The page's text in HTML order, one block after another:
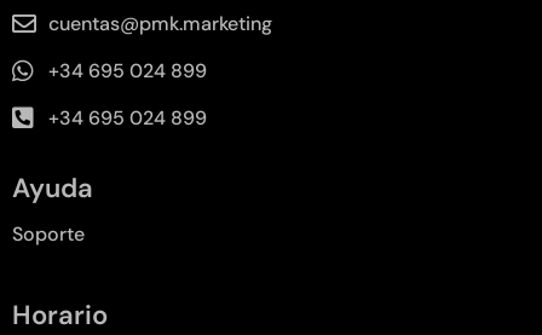
cuentas@pmk.marketing
+34 695 024 899
+34 695 024 899
Ayuda
Soporte
Horario